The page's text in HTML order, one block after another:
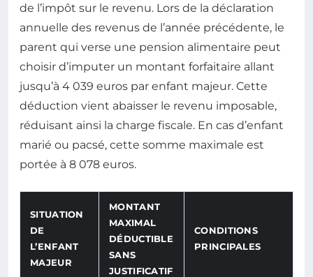
de l’impôt sur le revenu. Lors de la déclaration
annuelle des revenus de l’année précédente, le
parent qui verse une pension alimentaire peut
choisir d’imputer un montant forfaitaire allant
jusqu’à 4 039 euros par enfant majeur. Cette
déduction vient abaisser le revenu imposable,
réduisant ainsi la charge fiscale. En cas d’enfant
marié ou pacsé, cette somme maximale est
portée à 8 078 euros.
SITUATION
DE
L’ENFANT
MAJEUR
MONTANT
MAXIMAL
DÉDUCTIBLE
SANS
JUSTIFICATIF
CONDITIONS
PRINCIPALES